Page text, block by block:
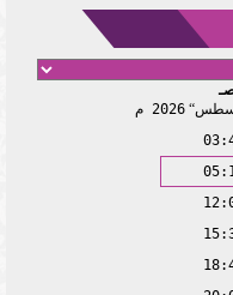
2026 م